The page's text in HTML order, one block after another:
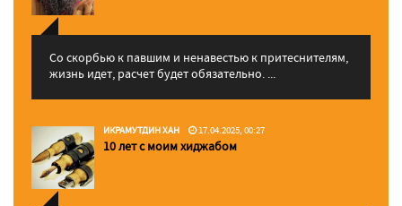
Со скорбью к павшим и ненавестью к притеснителям,
жизнь идет, расчет будет обязательно. ...
ИКРАМУТДИН ХАН 17.04.2025, 00:27
10 лет с моим хиджабом